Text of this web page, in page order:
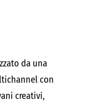
da una
con
creativi,